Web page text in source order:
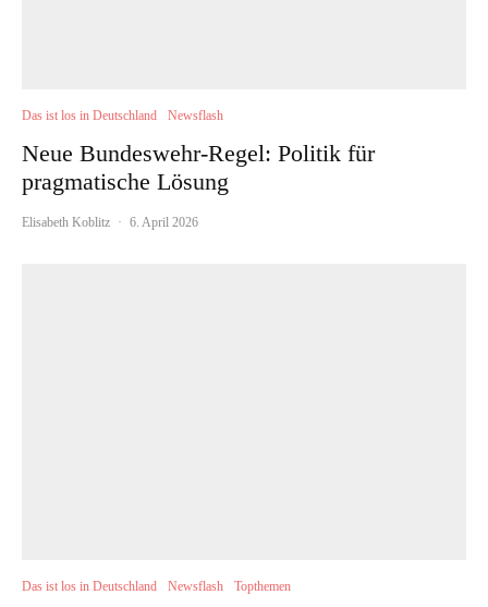
Das ist los in Deutschland Newsflash
Neue Bundeswehr-Regel: Politik für
pragmatische Lösung
Elisabeth Koblitz · 6. April 2026
Das ist los in Deutschland Newsflash Topthemen